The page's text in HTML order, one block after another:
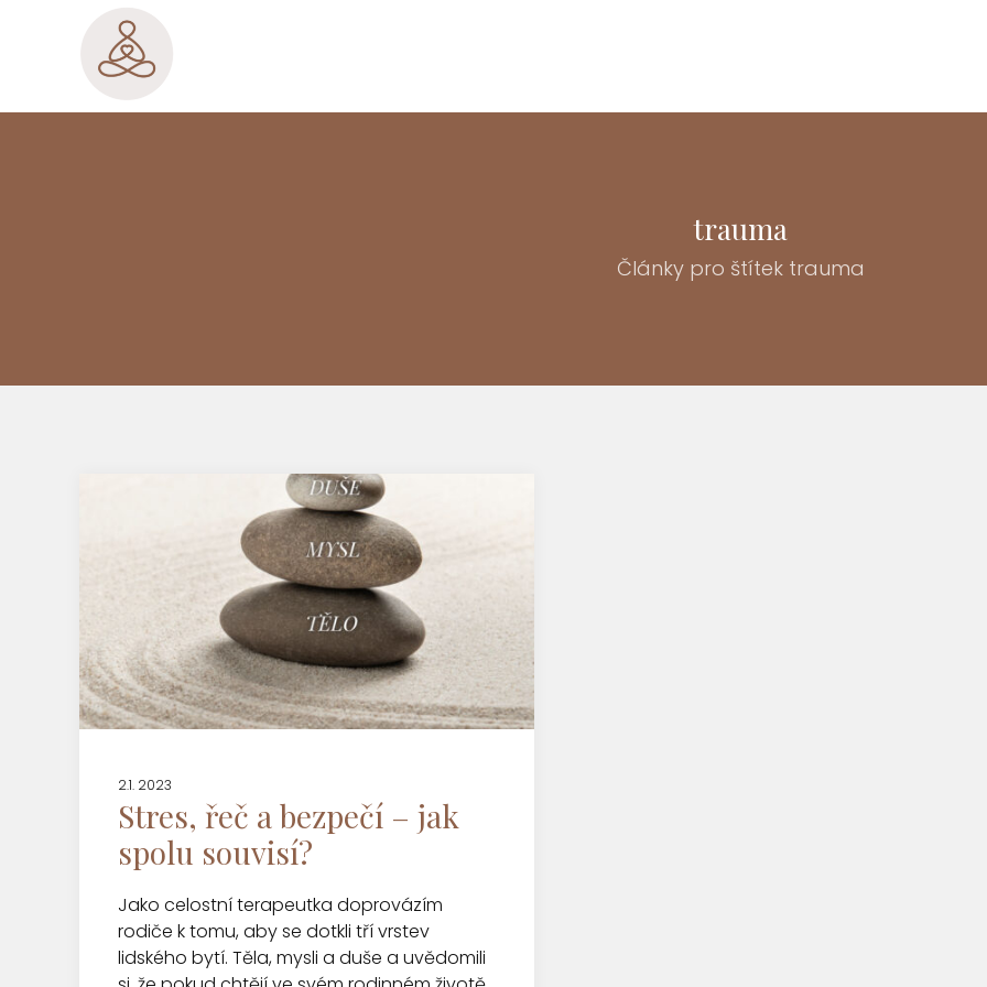
trauma
Články pro štítek trauma
2.1. 2023
Stres, řeč a bezpečí – jak
spolu souvisí?
Jako celostní terapeutka doprovázím
rodiče k tomu, aby se dotkli tří vrstev
lidského bytí. Těla, mysli a duše a uvědomili